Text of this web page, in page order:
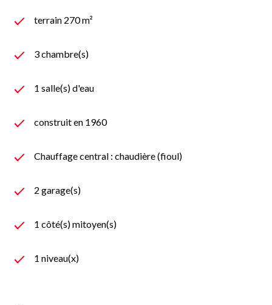
terrain 270 m²
3 chambre(s)
1 salle(s) d'eau
construit en 1960
Chauffage central : chaudière (fioul)
2 garage(s)
1 côté(s) mitoyen(s)
1 niveau(x)